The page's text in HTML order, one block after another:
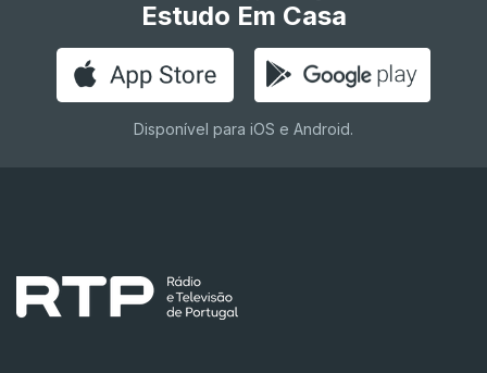
Estudo Em Casa
Disponível para iOS e Android.